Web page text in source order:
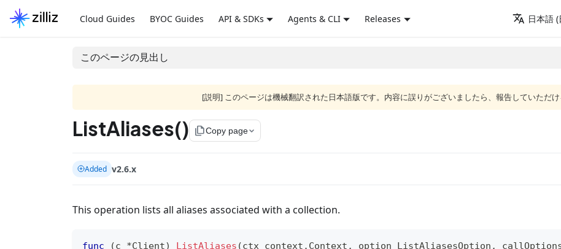
Cloud Guides BYOC Guides API & SDKs Agents & CLI Releases 日本語 (
このページの見出し
[説明] このページは機械翻訳された日本語版です。内容に誤りがございましたら、報告していただけ
ListAliases() file_copyCopy page
Added v2.6.x
This operation lists all aliases associated with a collection.
func (c *Client) ListAliases (ctx context . Context , option ListAliasesOption ,